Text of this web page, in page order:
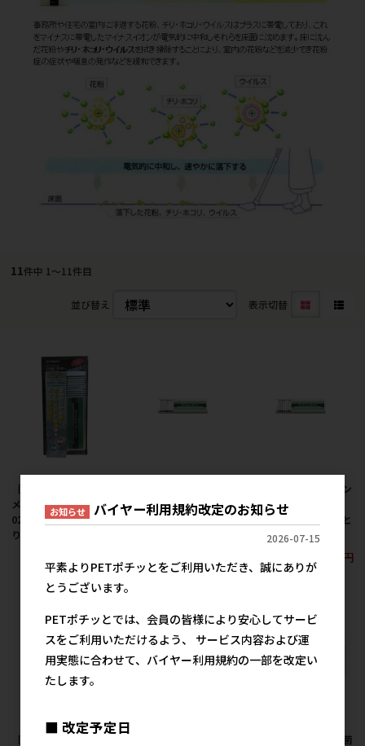
11件中 1〜11件目
並び替え 表示切替
［旭東(直送)］グリーン
メイト 車載用 KT-AOZ-
02 ※メーカー直送とな
ります。
メイト 車載用 KT-AOZ-
02B ※メーカー直送と
［旭東(直送)］グリーン
メイトミニ KT-AOZ-
02HE ※メーカー直送と
なります。
23,000円
［旭東(直送)］空気除菌 ［旭東(直送)］空気除菌
お知らせ バイヤー利用規約改定のお知らせ
2026-07-15
平素よりPETポチッとをご利用いただき、誠にありが
とうございます。
PETポチッとでは、会員の皆様により安心してサービ
スをご利用いただけるよう、 サービス内容および運
用実態に合わせて、バイヤー利用規約の一部を改定い
たします。
■ 改定予定日